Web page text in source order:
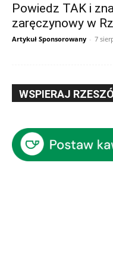
Powiedz TAK i
zaręczynowy w
Artykuł Sponsorowany - 7
WSPIERAJ